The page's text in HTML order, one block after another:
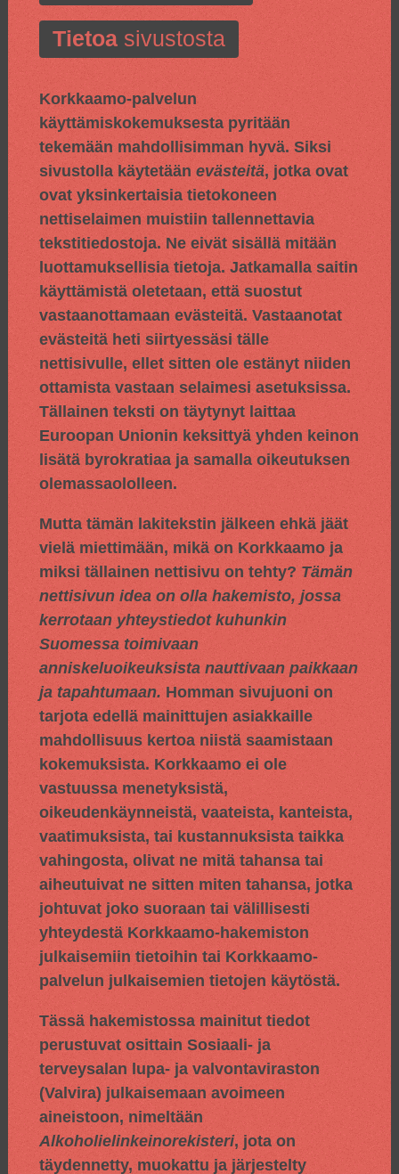
Tietoasivustosta
Korkkaamo-palvelun
käyttämiskokemuksesta pyritään
tekemään mahdollisimman hyvä. Siksi
sivustolla käytetään evästeitä, jotka ovat
ovat yksinkertaisia tietokoneen
nettiselaimen muistiin tallennettavia
tekstitiedostoja. Ne eivät sisällä mitään
luottamuksellisia tietoja. Jatkamalla saitin
käyttämistä oletetaan, että suostut
vastaanottamaan evästeitä. Vastaanotat
evästeitä heti siirtyessäsi tälle
nettisivulle, ellet sitten ole estänyt niiden
ottamista vastaan selaimesi asetuksissa.
Tällainen teksti on täytynyt laittaa
Euroopan Unionin keksittyä yhden keinon
lisätä byrokratiaa ja samalla oikeutuksen
olemassaololleen.
Mutta tämän lakitekstin jälkeen ehkä jäät
vielä miettimään, mikä on Korkkaamo ja
miksi tällainen nettisivu on tehty? Tämän
nettisivun idea on olla hakemisto, jossa
kerrotaan yhteystiedot kuhunkin
Suomessa toimivaan
anniskeluoikeuksista nauttivaan paikkaan
ja tapahtumaan. Homman sivujuoni on
tarjota edellä mainittujen asiakkaille
mahdollisuus kertoa niistä saamistaan
kokemuksista. Korkkaamo ei ole
vastuussa menetyksistä,
oikeudenkäynneistä, vaateista, kanteista,
vaatimuksista, tai kustannuksista taikka
vahingosta, olivat ne mitä tahansa tai
aiheutuivat ne sitten miten tahansa, jotka
johtuvat joko suoraan tai välillisesti
yhteydestä Korkkaamo-hakemiston
julkaisemiin tietoihin tai Korkkaamo-
palvelun julkaisemien tietojen käytöstä.
Tässä hakemistossa mainitut tiedot
perustuvat osittain Sosiaali- ja
terveysalan lupa- ja valvontaviraston
(Valvira) julkaisemaan avoimeen
aineistoon, nimeltään
Alkoholielinkeinorekisteri, jota on
täydennetty, muokattu ja järjestelty